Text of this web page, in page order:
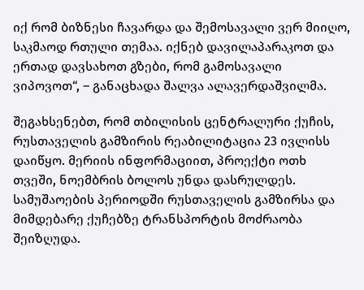
იქ რომ ბიზნესი ჩავარდა და შემოსავალი ვერ მიიღო,
საკმაოდ რთული თემაა. იქნებ დავილაპარაკოთ და
ერთად დავსახოთ გზები, რომ გამოსავალი
ვიპოვოთ“, – განაცხადა შალვა ალავერდაშვილმა.
შეგახსენებთ, რომ თბილისის ცენტრალური ქუჩის,
რუსთაველის გამზირის რეაბილიტაცია 23 ივლისს
დაიწყო. მერიის ინფორმაციით, პროექტი ოთხ
თვეში, ნოემბრის ბოლოს უნდა დასრულდეს.
სამუშაოების პერიოდში რუსთაველის გამზირსა და
მიმდებარე ქუჩებზე ტრანსპორტის მოძრაობა
შეიზღუდა.